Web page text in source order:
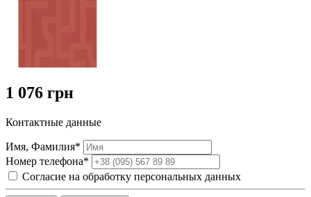
1 076 грн
Контактные данные
Имя, Фамилия*
Номер телефона*
Согласие на обработку персональных данных